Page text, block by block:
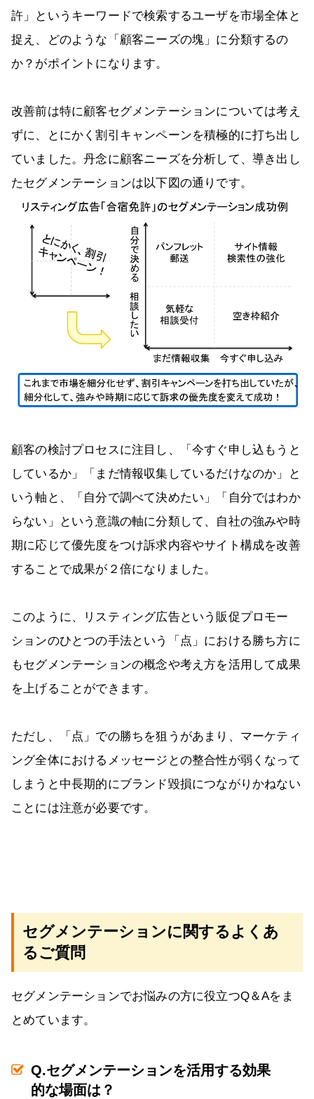
許」というキーワードで検索するユーザを市場全体と
捉え、どのような「顧客ニーズの塊」に分類するの
か？がポイントになります。
改善前は特に顧客セグメンテーションについては考え
ずに、とにかく割引キャンペーンを積極的に打ち出し
ていました。丹念に顧客ニーズを分析して、導き出し
たセグメンテーションは以下図の通りです。
顧客の検討プロセスに注目し、「今すぐ申し込もうと
しているか」「まだ情報収集しているだけなのか」と
いう軸と、「自分で調べて決めたい」「自分ではわか
らない」という意識の軸に分類して、自社の強みや時
期に応じて優先度をつけ訴求内容やサイト構成を改善
することで成果が２倍になりました。
このように、リスティング広告という販促プロモー
ションのひとつの手法という「点」における勝ち方に
もセグメンテーションの概念や考え方を活用して成果
を上げることができます。
ただし、「点」での勝ちを狙うがあまり、マーケティ
ング全体におけるメッセージとの整合性が弱くなって
しまうと中長期的にブランド毀損につながりかねない
ことには注意が必要です。
セグメンテーションに関するよくあ
るご質問
セグメンテーションでお悩みの方に役立つQ＆Aをま
とめています。
Q.セグメンテーションを活用する効果
的な場面は？